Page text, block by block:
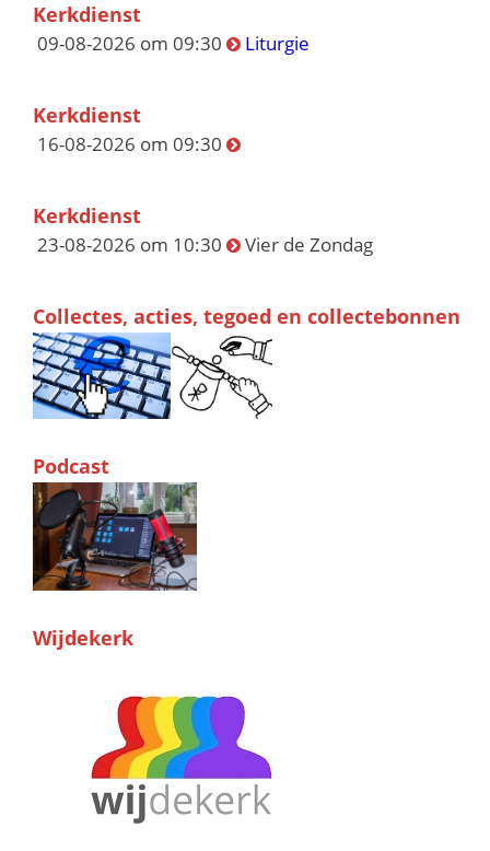
Kerkdienst
09-08-2026 om 09:30 Liturgie
Kerkdienst
16-08-2026 om 09:30
Kerkdienst
23-08-2026 om 10:30 Vier de Zondag
Collectes, acties, tegoed en collectebonnen
Podcast
Wijdekerk